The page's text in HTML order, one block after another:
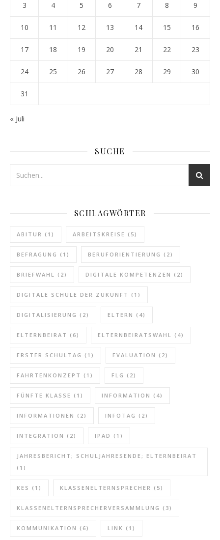
3 4 5 6 7 8 9
10 11 12 13 14 15 16
17 18 19 20 21 22 23
24 25 26 27 28 29 30
31
« Juli
SUCHE
SCHLAGWÖRTER
ABITUR (1) ARBEITSKREISE (5)
BEFRAGUNG (1) BERUFORIENTIERUNG (2)
BRIEFWAHL (2) DIGITALE KOMPETENZEN (2)
DIGITALE SCHULE DER ZUKUNFT (1)
DIGITALISIERUNG (2) ELTERN (4)
ELTERNBEIRAT (6) ELTERNBEIRATSWAHL (4)
ERSTER SCHULTAG (1) EVALUATION (2)
FAHRTENKONZEPT (1) FLG (2)
FÜNFTE KLASSE (1) INFORMATION (4)
INFORMATIONEN (2) INFOTAG (2)
INTEGRATION (2) IPAD (1)
JAHRESBERICHT; SCHULJAHRESENDE; ELTERNBEIRAT
(1)
KES (1) KLASSENELTERNSPRECHER (5)
KLASSENELTERNSPRECHERVERSAMMLUNG (3)
KOMMUNIKATION (6) LINK (1)